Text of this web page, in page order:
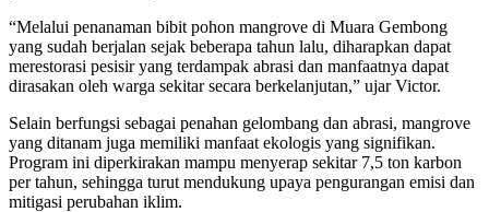
“Melalui penanaman bibit pohon mangrove di Muara Gembong
yang sudah berjalan sejak beberapa tahun lalu, diharapkan dapat
merestorasi pesisir yang terdampak abrasi dan manfaatnya dapat
dirasakan oleh warga sekitar secara berkelanjutan,” ujar Victor.
Selain berfungsi sebagai penahan gelombang dan abrasi, mangrove
yang ditanam juga memiliki manfaat ekologis yang signifikan.
Program ini diperkirakan mampu menyerap sekitar 7,5 ton karbon
per tahun, sehingga turut mendukung upaya pengurangan emisi dan
mitigasi perubahan iklim.